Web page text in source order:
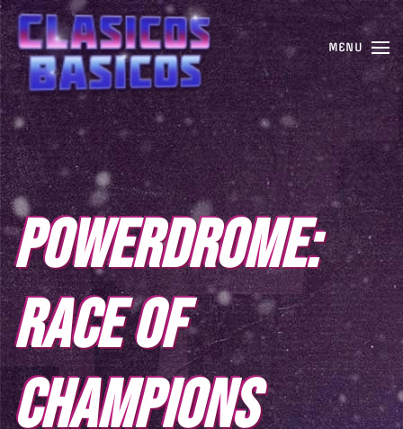
MENU
POWERDROME:
RACE OF
CHAMPIONS